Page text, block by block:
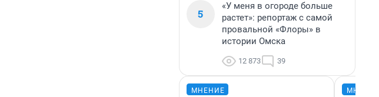
5
«У меня в огороде больше
растет»: репортаж с самой
провальной «Флоры» в
истории Омска
12 873 39
МНЕНИЕ